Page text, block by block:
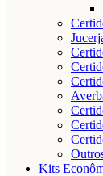
Kits